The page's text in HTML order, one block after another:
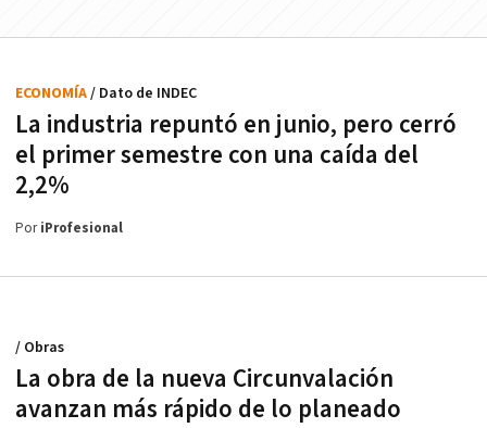
La industria repuntó en junio, pero cerró
el primer semestre con una caída del
2,2%
ECONOMÍA/ Dato de INDEC
PoriProfesional
La obra de la nueva Circunvalación
avanzan más rápido de lo planeado
/ Obras